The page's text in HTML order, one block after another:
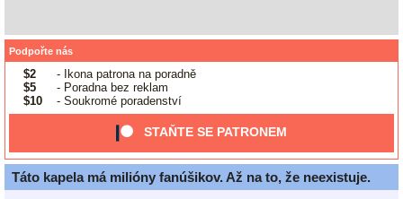
Podpořte nás
$2
- Ikona patrona na poradně
$5
- Poradna bez reklam
$10
- Soukromé poradenství
STAŇTE SE PATRONEM
Táto kapela má milióny fanúšikov. Až na to, že neexistuje.